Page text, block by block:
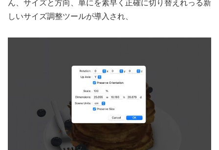
ん、サイズと方向、単にを素早く正確に切り替えれっる新
しいサイズ調整ツールが導入され、